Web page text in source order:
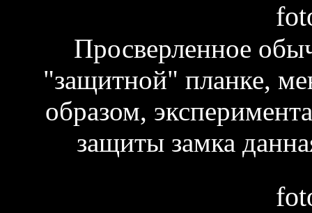
Просверленное
"защитной" планке,
образом,
защиты замка